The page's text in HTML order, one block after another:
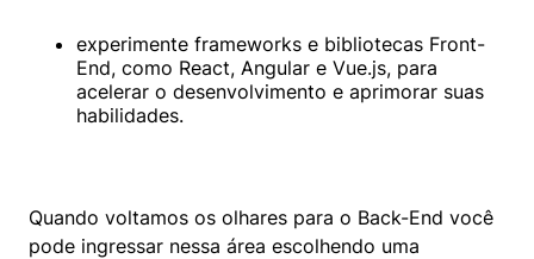
experimente frameworks e bibliotecas Front-
End, como React, Angular e Vue.js, para
acelerar o desenvolvimento e aprimorar suas
habilidades.
Quando voltamos os olhares para o Back-End você
pode ingressar nessa área escolhendo uma